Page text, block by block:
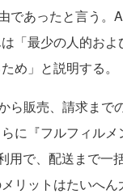
であったと言う。
「最少の人的およ
め」と説明する。
ら販売、請求まで
に『フルフィルメ
用で、配送まで一
リットはたいへん